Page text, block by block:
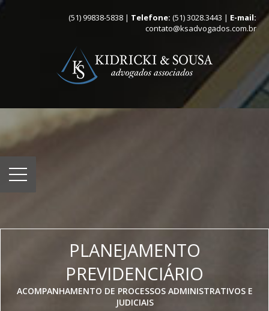
(51) 99838-5838 | Telefone: (51) 3028.3443 | E-mail:
contato@ksadvogados.com.br
PLANEJAMENTO
PREVIDENCIÁRIO
ACOMPANHAMENTO DE PROCESSOS ADMINISTRATIVOS E
JUDICIAIS